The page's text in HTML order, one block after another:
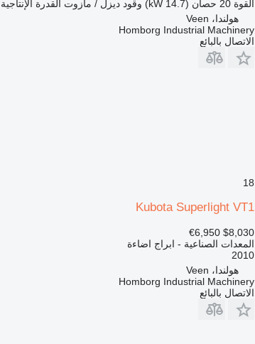
القوة 20 حصان (14.7 kW) وقود ديزل / مازوت القدرة الإنتاجية
هولندا، Veen
Homborg Industrial Machinery
الاتصال بالبائع
18
Kubota Superlight VT1
$8,030
€6,950
المعدات الصناعية - ابراج اضاءة
2010
هولندا، Veen
Homborg Industrial Machinery
الاتصال بالبائع